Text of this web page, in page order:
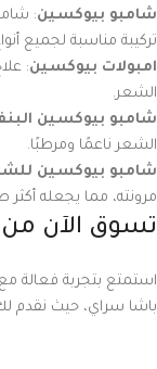
شامبو بيوكسين:
تركيبة مناسبة لجميع
امبولات بيوكسين:
الشعر.
شامبو بيوكسين
الشعر ناعمًا ومرطبًا.
شامبو بيوكسين
مرونته، مما يجعله أكثر
تسوق الآن
استمتع بتجربة فعالة مع
باشا سراي، حيث نقدم